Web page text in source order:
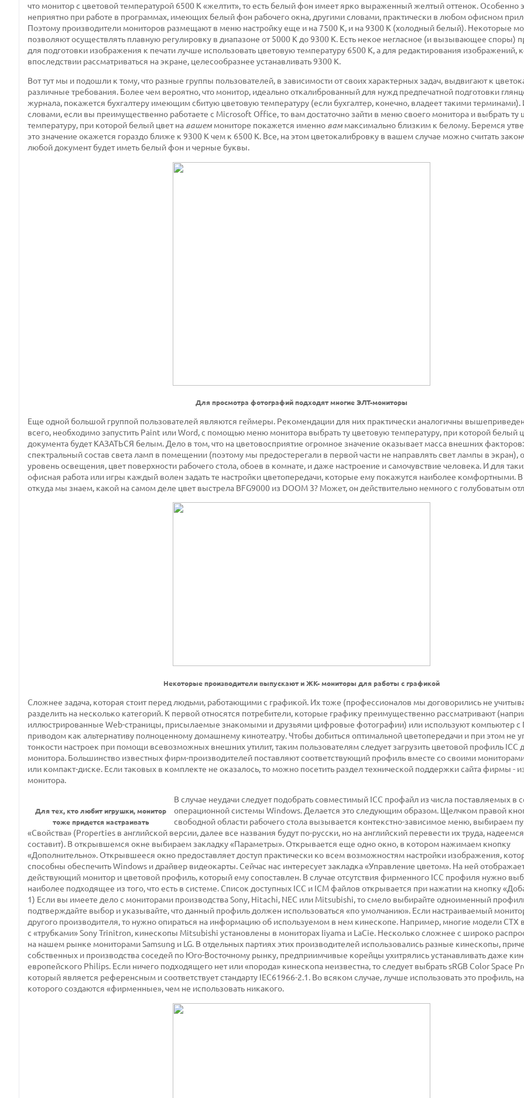
что монитор с цветовой температурой 6500 К «желтит», то есть белый фон имеет ярко выраженный желтый оттенок. Особенно
неприятно при работе в программах, имеющих белый фон рабочего окна, другими словами, практически в любом офисном
Поэтому производители мониторов размещают в меню настройку еще и на 7500 К, и на 9300 К (холодный белый). Некоторые
позволяют осуществлять плавную регулировку в диапазоне от 5000 К до 9300 К. Есть некое негласное (и вызывающее споры)
для подготовки изображения к печати лучше использовать цветовую температуру 6500 К, а для редактирования изображений,
впоследствии рассматриваться на экране, целесообразнее устанавливать 9300 К.
Вот тут мы и подошли к тому, что разные группы пользователей, в зависимости от своих характерных задач, выдвигают к
различные требования. Более чем вероятно, что монитор, идеально откалиброванный для нужд предпечатной подготовки
журнала, покажется бухгалтеру имеющим сбитую цветовую температуру (если бухгалтер, конечно, владеет такими
словами, если вы преимущественно работаете с Microsoft Office, то вам достаточно зайти в меню своего монитора и выбрать ту
температуру, при которой белый цвет на вашем мониторе покажется именно вам максимально близким к белому. Беремся
это значение окажется гораздо ближе к 9300 К чем к 6500 К. Все, на этом цветокалибровку в вашем случае можно считать
любой документ будет иметь белый фон и черные буквы.
Для просмотра фотографий подходят многие ЭЛТ-мониторы
Еще одной большой группой пользователей являются геймеры. Рекомендации для них практически аналогичны
всего, необходимо запустить Paint или Word, с помощью меню монитора выбрать ту цветовую температуру, при которой белый
документа будет КАЗАТЬСЯ белым. Дело в том, что на цветовосприятие огромное значение оказывает масса внешних факторов:
спектральный состав света ламп в помещении (поэтому мы предостерегали в первой части не направлять свет лампы в экран),
уровень освещения, цвет поверхности рабочего стола, обоев в комнате, и даже настроение и самочувствие человека. И для
офисная работа или игры каждый волен задать те настройки цветопередачи, которые ему покажутся наиболее комфортными.
откуда мы знаем, какой на самом деле цвет выстрела BFG9000 из DOOM 3? Может, он действительно немного с голубоватым
Некоторые производители выпускают и ЖК- мониторы для работы с графикой
Сложнее задача, которая стоит перед людьми, работающими с графикой. Их тоже (профессионалов мы договорились не
разделить на несколько категорий. К первой относятся потребители, которые графику преимущественно рассматривают
иллюстрированные Web-страницы, присылаемые знакомыми и друзьями цифровые фотографии) или используют компьютер с
приводом как альтернативу полноценному домашнему кинотеатру. Чтобы добиться оптимальной цветопередачи и при этом не
тонкости настроек при помощи всевозможных внешних утилит, таким пользователям следует загрузить цветовой профиль ICC
монитора. Большинство известных фирм-производителей поставляют соответствующий профиль вместе со своими мониторами
или компакт-диске. Если таковых в комплекте не оказалось, то можно посетить раздел технической поддержки сайта фирмы -
монитора.
Для тех, кто любит игрушки, монитор
тоже придется настраивать
В случае неудачи следует подобрать совместимый ICC профайл из числа поставляемых в
операционной системы Windows. Делается это следующим образом. Щелчком правой
свободной области рабочего стола вызывается контекстно-зависимое меню, выбираем
«Свойства» (Properties в английской версии, далее все названия будут по-русски, но на английский перевести их труда,
составит). В открывшемся окне выбираем закладку «Параметры». Открывается еще одно окно, в котором нажимаем кнопку
«Дополнительно». Открывшееся окно предоставляет доступ практически ко всем возможностям настройки изображения,
способны обеспечить Windows и драйвер видеокарты. Сейчас нас интересует закладка «Управление цветом». На ней
действующий монитор и цветовой профиль, который ему сопоставлен. В случае отсутствия фирменного ICC профиля нужно
наиболее подходящее из того, что есть в системе. Список доступных ICC и ICM файлов открывается при нажатии на кнопку
1) Если вы имеете дело с мониторами производства Sony, Hitachi, NEC или Mitsubishi, то смело выбирайте одноименный
подтверждайте выбор и указывайте, что данный профиль должен использоваться «по умолчанию». Если настраиваемый
другого производителя, то нужно опираться на информацию об используемом в нем кинескопе. Например, многие модели CTX
с «трубками» Sony Trinitron, кинескопы Mitsubishi установлены в мониторах Iiyama и LaCie. Несколько сложнее с широко
на нашем рынке мониторами Samsung и LG. В отдельных партиях этих производителей использовались разные кинескопы,
собственных и производства соседей по Юго-Восточному рынку, предприимчивые корейцы ухитрялись устанавливать даже
европейского Philips. Если ничего подходящего нет или «порода» кинескопа неизвестна, то следует выбрать sRGB Color Space
который является референсным и соответствует стандарту IEC61966-2.1. Во всяком случае, лучше использовать это профиль,
которого создаются «фирменные», чем не использовать никакого.